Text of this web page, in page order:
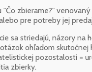
"Čo zbierame?"
pre potreby jej
sa striedajú, názory
ohľadom skutočnej
pozostalosti =
zbierky.